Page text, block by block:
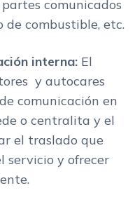
comunicados
de combustible, etc.
interna: El
y autocares
comunicación en
o centralita y el
el traslado que
servicio y ofrecer